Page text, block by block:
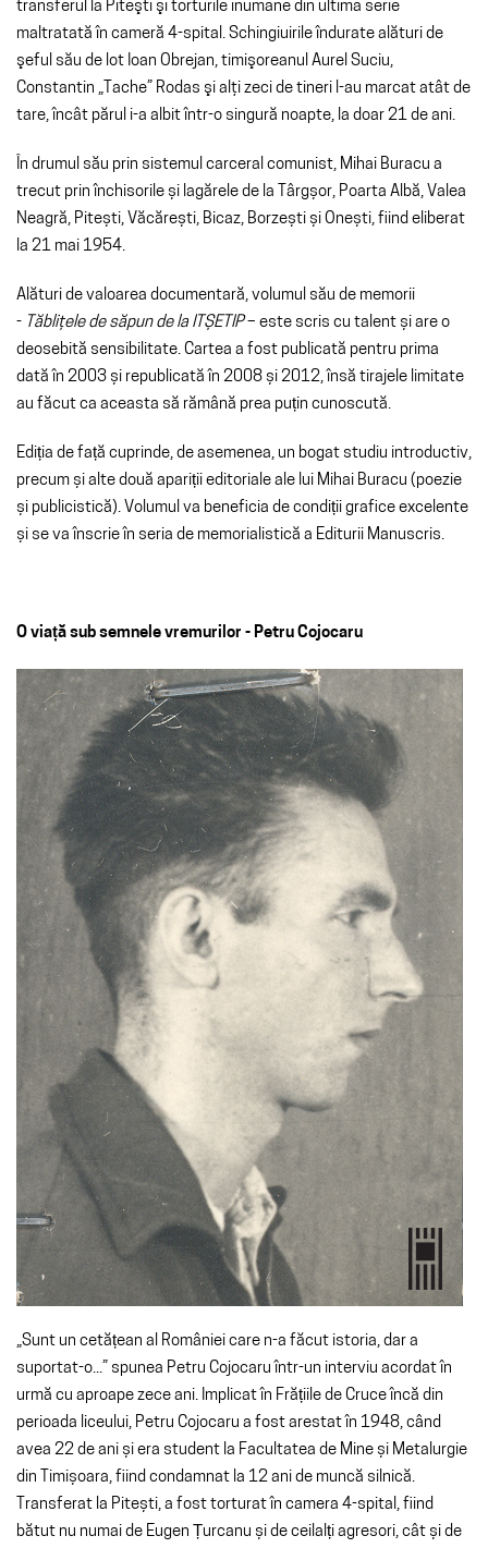
transferul la Piteşti şi torturile inumane din ultima serie
maltratată în cameră 4-spital. Schingiuirile îndurate alături de
şeful său de lot Ioan Obrejan, timişoreanul Aurel Suciu,
Constantin „Tache” Rodas şi alţi zeci de tineri l-au marcat atât de
tare, încât părul i-a albit într-o singură noapte, la doar 21 de ani.
În drumul său prin sistemul carceral comunist, Mihai Buracu a
trecut prin închisorile și lagărele de la Târgșor, Poarta Albă, Valea
Neagră, Pitești, Văcărești, Bicaz, Borzești și Onești, fiind eliberat
la 21 mai 1954.
Alături de valoarea documentară, volumul său de memorii
- Tăbliţele de săpun de la ITȘETIP– este scris cu talent și are o
deosebită sensibilitate. Cartea a fost publicată pentru prima
dată în 2003 și republicată în 2008 și 2012, însă tirajele limitate
au făcut ca aceasta să rămână prea puțin cunoscută.
Ediția de față cuprinde, de asemenea, un bogat studiu introductiv,
precum și alte două apariții editoriale ale lui Mihai Buracu (poezie
și publicistică). Volumul va beneficia de condiții grafice excelente
și se va înscrie în seria de memorialistică a Editurii Manuscris.
O viață sub semnele vremurilor - Petru Cojocaru
„Sunt un cetățean al României care n-a făcut istoria, dar a
suportat-o...” spunea Petru Cojocaru într-un interviu acordat în
urmă cu aproape zece ani. Implicat în Frățiile de Cruce încă din
perioada liceului, Petru Cojocaru a fost arestat în 1948, când
avea 22 de ani și era student la Facultatea de Mine și Metalurgie
din Timișoara, fiind condamnat la 12 ani de muncă silnică.
Transferat la Pitești, a fost torturat în camera 4-spital, fiind
bătut nu numai de Eugen Țurcanu și de ceilalți agresori, cât și de